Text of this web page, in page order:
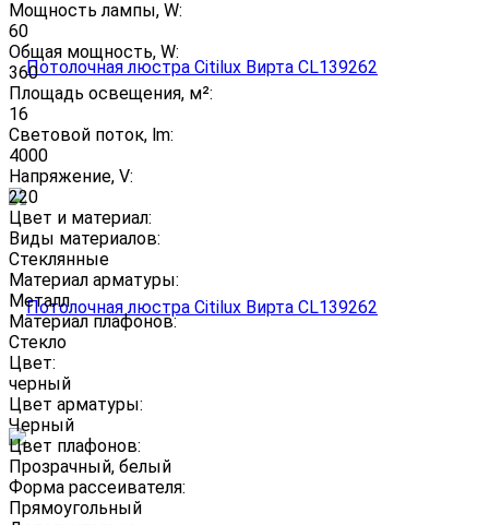
Мощность лампы, W:
60
Общая мощность, W:
360
Площадь освещения, м²:
16
Световой поток, lm:
4000
Напряжение, V:
220
Цвет и материал:
Виды материалов:
Стеклянные
Материал арматуры:
Металл
Материал плафонов:
Стекло
Цвет:
черный
Цвет арматуры:
Черный
Цвет плафонов:
Прозрачный, белый
Форма рассеивателя:
Прямоугольный